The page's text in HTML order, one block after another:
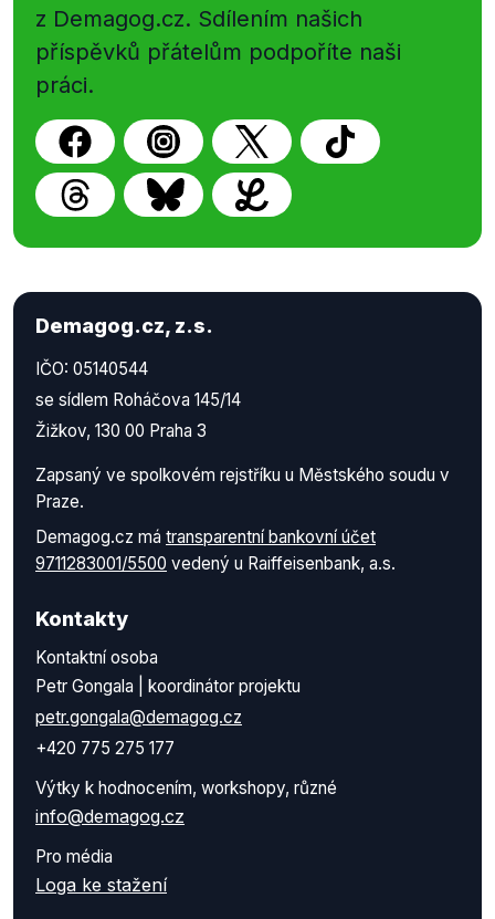
z Demagog.cz. Sdílením našich
příspěvků přátelům podpoříte naši
práci.
Demagog.cz, z.s.
IČO: 05140544
se sídlem Roháčova 145/14
Žižkov, 130 00 Praha 3
Zapsaný ve spolkovém rejstříku u Městského soudu v
Praze.
Demagog.cz má transparentní bankovní účet
9711283001/5500 vedený u Raiffeisenbank, a.s.
Kontakty
Kontaktní osoba
Petr Gongala | koordinátor projektu
petr.gongala@demagog.cz
+420 775 275 177
Výtky k hodnocením, workshopy, různé
info@demagog.cz
Pro média
Loga ke stažení